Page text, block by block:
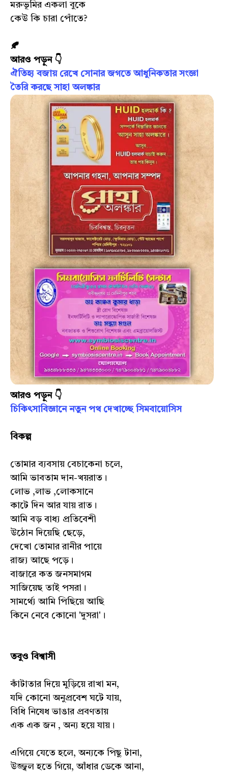
মরুভূমির একলা বুকে
কেউ কি চারা পোঁতে?
🍂
আরও পড়ুন 👇
ঐতিহ্য বজায় রেখে সোনার জগতে আধুনিকতার সংজ্ঞা
তৈরি করছে সাহা অলঙ্কার
আরও পড়ুন 👇
চিকিৎসাবিজ্ঞানে নতুন পথ দেখাচ্ছে সিমবায়োসিস
বিকল্প
তোমার ব্যবসায় বেচাকেনা চলে,
আমি ভাবতাম দান-খয়রাত।
লোভ ,লাভ ,লোকসানে
কাটে দিন আর যায় রাত।
আমি বড় বাধ্য প্রতিবেশী
উঠোন দিয়েছি ছেড়ে,
দেখো তোমার রানীর পায়ে
রাজ্য আছে পড়ে।
বাজারে কত জনসমাগম
সাজিয়েছ তাই পসরা।
সামর্থ্যে আমি পিছিয়ে আছি
কিনে নেবে কোনো 'দুসরা'।
তবুও বিশ্বাসী
কাঁটাতার দিয়ে মুড়িয়ে রাখা মন,
যদি কোনো অনুপ্রবেশ ঘটে যায়,
বিধি নিষেধ ভাঙার প্রবণতায়
এক এক জন , অন্য হয়ে যায়।
এগিয়ে যেতে হলে, অন্যকে পিছু টানা,
উজ্জ্বল হতে গিয়ে, আঁধার ডেকে আনা,